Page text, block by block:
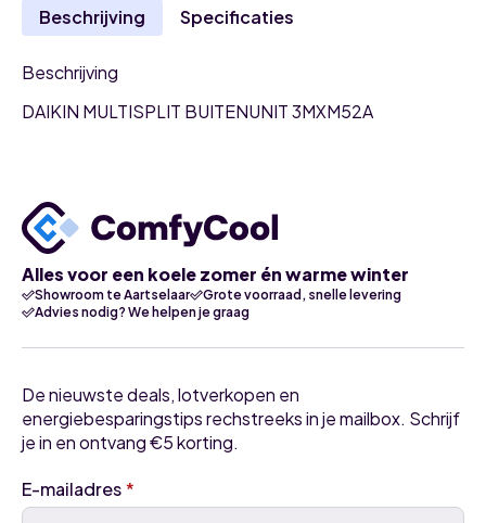
Beschrijving Specificaties
Beschrijving
DAIKIN MULTISPLIT BUITENUNIT 3MXM52A
Alles voor een koele zomer én warme winter
Showroom te Aartselaar
Grote voorraad, snelle levering
Advies nodig? We helpen je graag
De nieuwste deals, lotverkopen en
energiebesparingstips rechstreeks in je mailbox. Schrijf
je in en ontvang €5 korting.
E-mailadres*